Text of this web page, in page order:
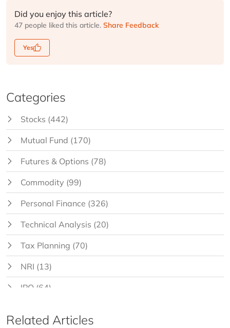
Did you enjoy this article?
47 people liked this article. Share Feedback
Yes
Categories
Stocks (442)
Mutual Fund (170)
Futures & Options (78)
Commodity (99)
Personal Finance (326)
Technical Analysis (20)
Tax Planning (70)
NRI (13)
IPO (64)
Related Articles